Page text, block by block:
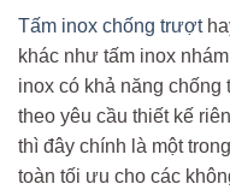
Tấm inox chống trượt
khác như tấm inox
inox có khả năng
theo yêu cầu thiết kế
thì đây chính là một
toàn tối ưu cho các